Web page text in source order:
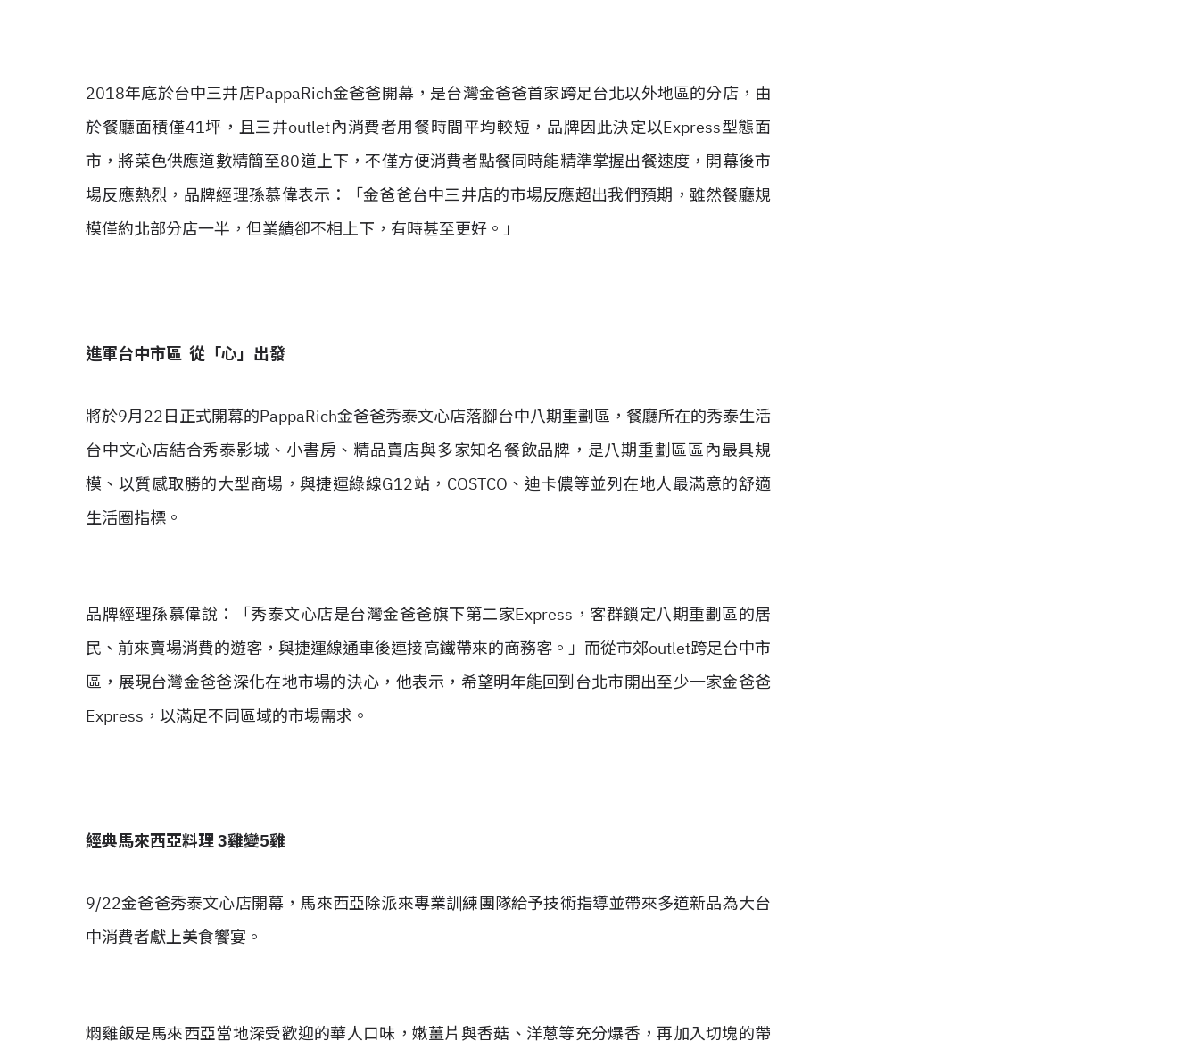
2018年底於台中三井店PappaRich金爸爸開幕，是台灣金爸爸首家跨足台北以外地區的分店，由
於餐廳面積僅41坪，且三井outlet內消費者用餐時間平均較短，品牌因此決定以Express型態面
市，將菜色供應道數精簡至80道上下，不僅方便消費者點餐同時能精準掌握出餐速度，開幕後市
場反應熱烈，品牌經理孫慕偉表示：「金爸爸台中三井店的市場反應超出我們預期，雖然餐廳規
模僅約北部分店一半，但業績卻不相上下，有時甚至更好。」
進軍台中市區 從「心」出發
將於9月22日正式開幕的PappaRich金爸爸秀泰文心店落腳台中八期重劃區，餐廳所在的秀泰生活
台中文心店結合秀泰影城、小書房、精品賣店與多家知名餐飲品牌，是八期重劃區區內最具規
模、以質感取勝的大型商場，與捷運綠線G12站，COSTCO、迪卡儂等並列在地人最滿意的舒適
生活圈指標。
品牌經理孫慕偉說：「秀泰文心店是台灣金爸爸旗下第二家Express，客群鎖定八期重劃區的居
民、前來賣場消費的遊客，與捷運線通車後連接高鐵帶來的商務客。」而從市郊outlet跨足台中市
區，展現台灣金爸爸深化在地市場的決心，他表示，希望明年能回到台北市開出至少一家金爸爸
Express，以滿足不同區域的市場需求。
經典馬來西亞料理 3雞變5雞
9/22金爸爸秀泰文心店開幕，馬來西亞除派來專業訓練團隊給予技術指導並帶來多道新品為大台
中消費者獻上美食饗宴。
燜雞飯是馬來西亞當地深受歡迎的華人口味，嫩薑片與香菇、洋蔥等充分爆香，再加入切塊的帶